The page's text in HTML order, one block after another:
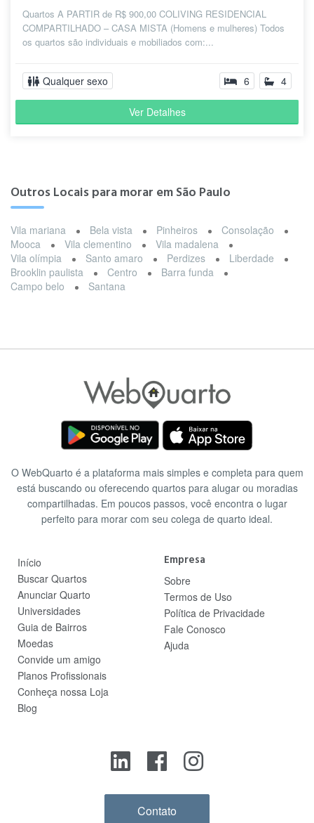
Quartos A PARTIR de R$ 900,00 COLIVING RESIDENCIAL
COMPARTILHADO – CASA MISTA (Homens e mulheres) Todos
os quartos são individuais e mobiliados com:...
Qualquer sexo 6 4
Ver Detalhes
Outros Locais para morar em São Paulo
Vila mariana Bela vista Pinheiros
Consolação
Mooca
Vila clementino
Vila madalena
Vila olímpia
Santo amaro Perdizes
Liberdade
Brooklin paulista
Centro
Barra funda
Campo belo
Santana
O WebQuarto é a plataforma mais simples e completa para quem
está buscando ou oferecendo quartos para alugar ou moradias
compartilhadas. Em poucos passos, você encontra o lugar
perfeito para morar com seu colega de quarto ideal.
Início
Buscar Quartos
Anunciar Quarto
Universidades
Guia de Bairros
Moedas
Convide um amigo
Planos Profissionais
Conheça nossa Loja
Blog
Empresa
Sobre
Termos de Uso
Política de Privacidade
Fale Conosco
Ajuda
Contato